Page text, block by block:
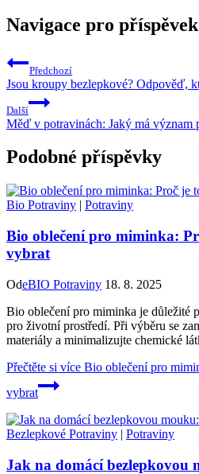
Navigace pro příspěvek
Předchozí
Jsou kroupy bezlepkové? Odpověď,
Další
Měď v potravinách: Jaký má význam
Podobné příspěvky
Bio Potraviny | Potraviny
Bio oblečení pro miminka:
vybrat
OdeBIO Potraviny 18. 8. 2025
Bio oblečení pro miminka je důležité
pro životní prostředí. Při výběru se
materiály a minimalizujte chemické
Přečtěte si více Bio oblečení pro
vybrat
Bezlepkové Potraviny | Potraviny
Jak na domácí